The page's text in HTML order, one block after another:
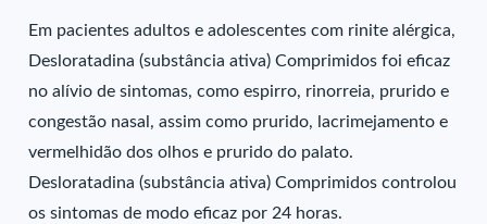
Em pacientes adultos e adolescentes com rinite alérgica,
Desloratadina (substância ativa) Comprimidos foi eficaz
no alívio de sintomas, como espirro, rinorreia, prurido e
congestão nasal, assim como prurido, lacrimejamento e
vermelhidão dos olhos e prurido do palato.
Desloratadina (substância ativa) Comprimidos controlou
os sintomas de modo eficaz por 24 horas.